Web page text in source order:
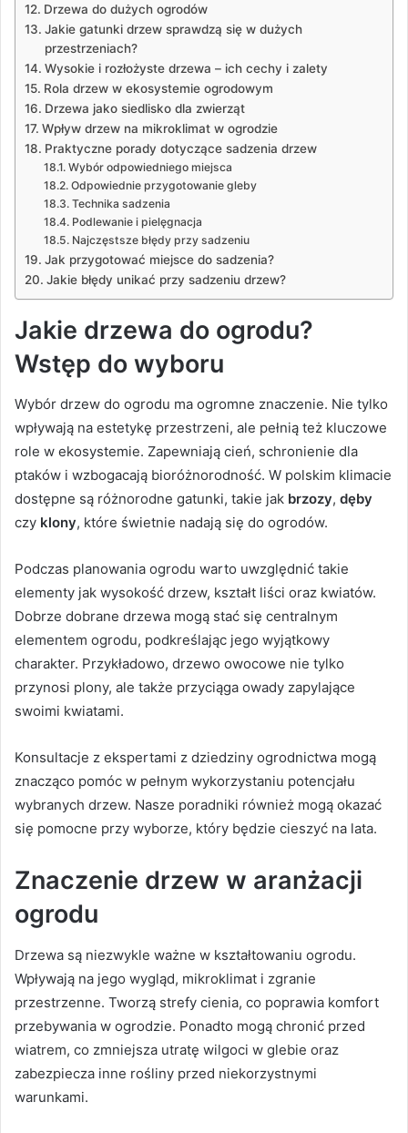
Drzewa do dużych ogrodów
Jakie gatunki drzew sprawdzą się w dużych
przestrzeniach?
Wysokie i rozłożyste drzewa – ich cechy i zalety
Rola drzew w ekosystemie ogrodowym
Drzewa jako siedlisko dla zwierząt
Wpływ drzew na mikroklimat w ogrodzie
Praktyczne porady dotyczące sadzenia drzew
Wybór odpowiedniego miejsca
Odpowiednie przygotowanie gleby
Technika sadzenia
Podlewanie i pielęgnacja
Najczęstsze błędy przy sadzeniu
Jak przygotować miejsce do sadzenia?
Jakie błędy unikać przy sadzeniu drzew?
Jakie drzewa do ogrodu?
Wstęp do wyboru
Wybór drzew do ogrodu ma ogromne znaczenie. Nie tylko
wpływają na estetykę przestrzeni, ale pełnią też kluczowe
role w ekosystemie. Zapewniają cień, schronienie dla
ptaków i wzbogacają bioróżnorodność. W polskim klimacie
dostępne są różnorodne gatunki, takie jak brzozy, dęby
czy klony, które świetnie nadają się do ogrodów.
Podczas planowania ogrodu warto uwzględnić takie
elementy jak wysokość drzew, kształt liści oraz kwiatów.
Dobrze dobrane drzewa mogą stać się centralnym
elementem ogrodu, podkreślając jego wyjątkowy
charakter. Przykładowo, drzewo owocowe nie tylko
przynosi plony, ale także przyciąga owady zapylające
swoimi kwiatami.
Konsultacje z ekspertami z dziedziny ogrodnictwa mogą
znacząco pomóc w pełnym wykorzystaniu potencjału
wybranych drzew. Nasze poradniki również mogą okazać
się pomocne przy wyborze, który będzie cieszyć na lata.
Znaczenie drzew w aranżacji
ogrodu
Drzewa są niezwykle ważne w kształtowaniu ogrodu.
Wpływają na jego wygląd, mikroklimat i zgranie
przestrzenne. Tworzą strefy cienia, co poprawia komfort
przebywania w ogrodzie. Ponadto mogą chronić przed
wiatrem, co zmniejsza utratę wilgoci w glebie oraz
zabezpiecza inne rośliny przed niekorzystnymi
warunkami.